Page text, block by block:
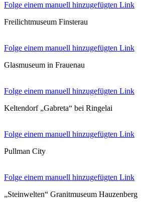
Folge einem manuell hinzugefügten Link
Freilichtmuseum Finsterau
Folge einem manuell hinzugefügten Link
Glasmuseum in Frauenau
Folge einem manuell hinzugefügten Link
Keltendorf „Gabreta“ bei Ringelai
Folge einem manuell hinzugefügten Link
Pullman City
Folge einem manuell hinzugefügten Link
„Steinwelten“ Granitmuseum Hauzenberg